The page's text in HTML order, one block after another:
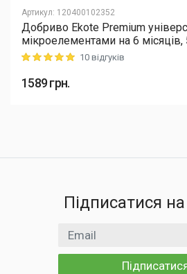
Артикул: 120400102352
Добриво Еkote Premium
мікроелементами на 6 місяців,
Rating: 5 out of 510 відгуків
1589грн.
Підписатися
Email